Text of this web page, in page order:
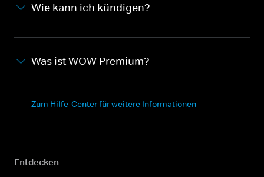
Wie kann ich kündigen?
Was ist WOW Premium?
Zum Hilfe-Center für weitere Informationen
Entdecken